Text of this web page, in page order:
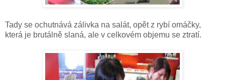
Tady se ochutnává zálivka na salát, opět z rybí omáčky,
která je brutálně slaná, ale v celkovém objemu se ztratí.